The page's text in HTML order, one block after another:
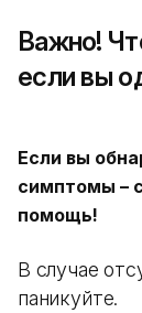
Важно!
если вы
Если вы
симптомы –
помощь!
В случае
паникуйте.